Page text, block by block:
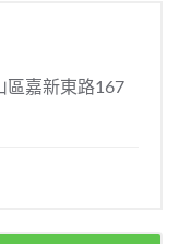
區嘉新東路167